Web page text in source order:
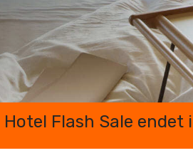
Hotel Flash Sale endet